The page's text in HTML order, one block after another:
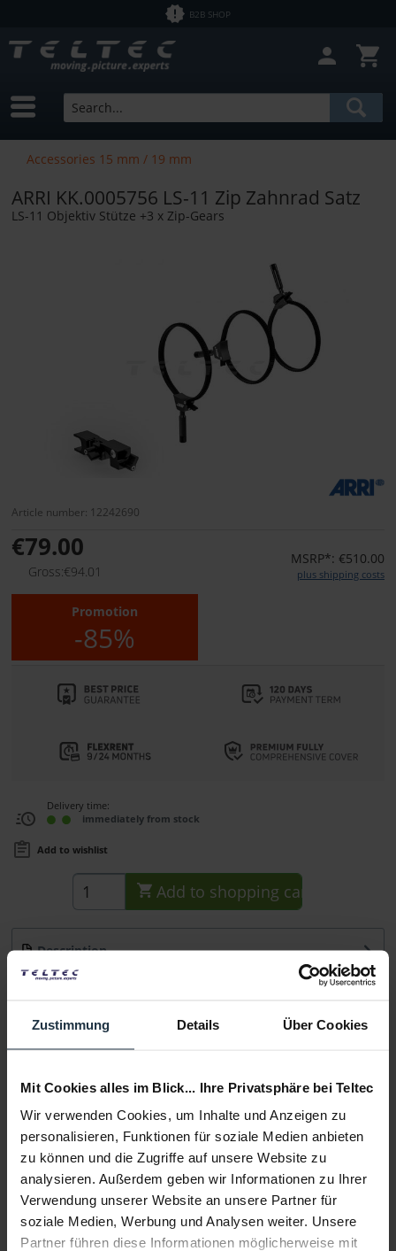
Zustimmung Details Über Cookies
Mit Cookies alles im Blick... Ihre Privatsphäre bei Teltec
Wir verwenden Cookies, um Inhalte und Anzeigen zu
personalisieren, Funktionen für soziale Medien anbieten
zu können und die Zugriffe auf unsere Website zu
analysieren. Außerdem geben wir Informationen zu Ihrer
Verwendung unserer Website an unsere Partner für
soziale Medien, Werbung und Analysen weiter. Unsere
Partner führen diese Informationen möglicherweise mit
B2B SHOP
Accessories 15 mm / 19 mm
ARRI KK.0005756 LS-11 Zip Zahnrad Satz
LS-11 Objektiv Stütze +3 x Zip-Gears
Article number: 12242690
€79.00
Gross:€94.01
MSRP*: €510.00
plus shipping costs
Promotion
-85%
Delivery time:
immediately from stock
Add to wishlist
Add to shopping cart
Description
LS-11 Objektiv Unterstützung: Für Rohre Ø 15 mm LWS Foto
Media
Manufacturer & Product Safety Information
Folgende Infos zum Hersteller sind verfübar......more
More articles from +++ ARRI +++ look at